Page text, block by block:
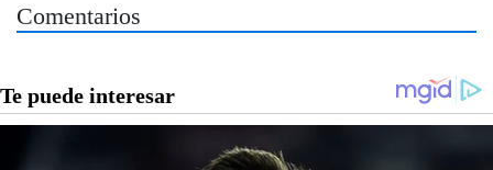
Comentarios